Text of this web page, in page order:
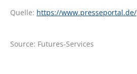
Quelle: https://www.presseportal.de/
Source: Futures-Services